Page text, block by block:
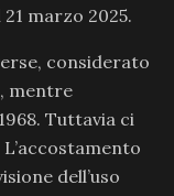
marzo 2025.
considerato
mentre
Tuttavia ci
dell’uso